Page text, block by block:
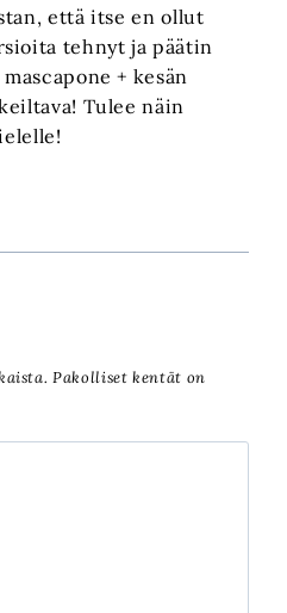
että itse en ollut
tehnyt ja päätin
+ kesän
Tulee näin
Pakolliset kentät on